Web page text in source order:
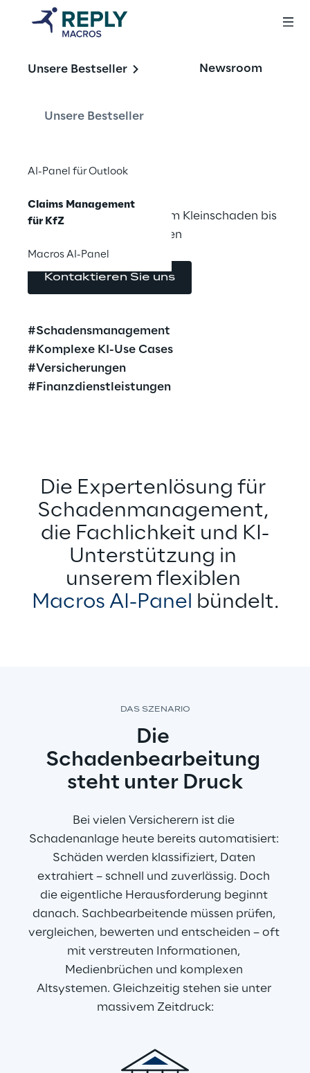
Unsere Bestseller
Unsere Bestseller
AI-Panel für Outlook
Claims Management
für KfZ
Macros AI-Panel
Newsroom
Claims
Management für
Effiziente Regulierung vom Kleinschaden bis
zum komplexen Gutachten
Kontaktieren Sie uns
#Schadensmanagement
#Komplexe KI-Use Cases
#Versicherungen
#Finanzdienstleistungen
Die Expertenlösung für
Schadenmanagement,
die Fachlichkeit und KI-
Unterstützung in
unserem flexiblen
Macros AI-Panel bündelt.
DAS SZENARIO
Die
Schadenbearbeitung
steht unter Druck
Bei vielen Versicherern ist die
Schadenanlage heute bereits automatisiert:
Schäden werden klassifiziert, Daten
extrahiert – schnell und zuverlässig. Doch
die eigentliche Herausforderung beginnt
danach. Sachbearbeitende müssen prüfen,
vergleichen, bewerten und entscheiden – oft
mit verstreuten Informationen,
Medienbrüchen und komplexen
Altsystemen. Gleichzeitig stehen sie unter
massivem Zeitdruck: